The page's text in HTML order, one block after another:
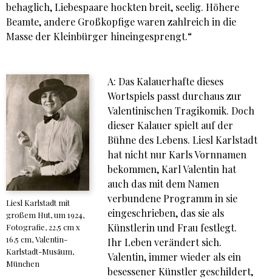
behaglich, Liebespaare hockten breit, seelig. Höhere
Beamte, andere Großkopfige waren zahlreich in die
Masse der Kleinbürger hineingesprengt.“
Liesl Karlstadt mit
großem Hut, um 1924,
Fotografie, 22,5 cm x
16,5 cm, Valentin-
Karlstadt-Musäum,
München
A: Das Kalauerhafte dieses
Wortspiels passt durchaus zur
Valentinischen Tragikomik. Doch
dieser Kalauer spielt auf der
Bühne des Lebens. Liesl Karlstadt
hat nicht nur Karls Vornnamen
bekommen, Karl Valentin hat
auch das mit dem Namen
verbundene Programm in sie
eingeschrieben, das sie als
Künstlerin und Frau festlegt.
Ihr Leben verändert sich.
Valentin, immer wieder als ein
besessener Künstler geschildert,